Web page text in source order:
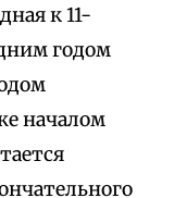
к 11-
годом
началом